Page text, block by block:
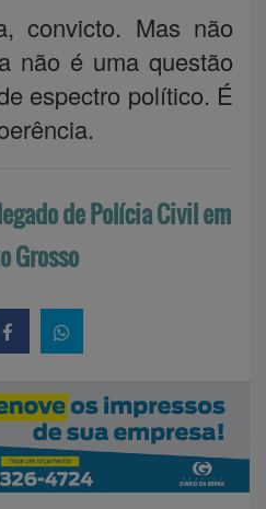
convicto. Mas não
não é uma questão
espectro político. É
de Polícia Civil em
Grosso